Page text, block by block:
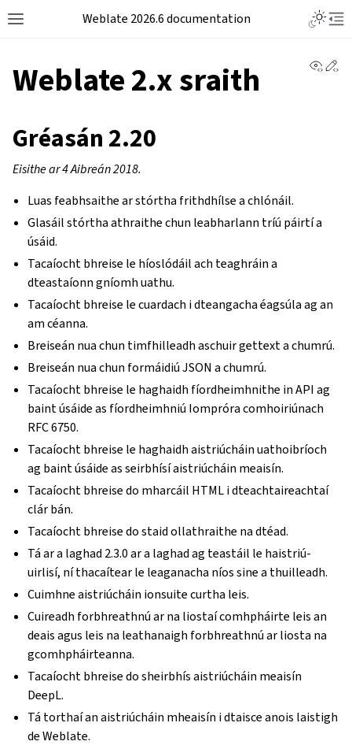
Weblate 2026.6 documentation
Weblate 2.x sraith
Gréasán 2.20
Eisithe ar 4 Aibreán 2018.
Luas feabhsaithe ar stórtha frithdhílse a chlónáil.
Glasáil stórtha athraithe chun leabharlann tríú páirtí a
úsáid.
Tacaíocht bhreise le híoslódáil ach teaghráin a
dteastaíonn gníomh uathu.
Tacaíocht bhreise le cuardach i dteangacha éagsúla ag an
am céanna.
Breiseán nua chun timfhilleadh aschuir gettext a chumrú.
Breiseán nua chun formáidiú JSON a chumrú.
Tacaíocht bhreise le haghaidh fíordheimhnithe in API ag
baint úsáide as fíordheimhniú Iompróra comhoiriúnach
RFC 6750.
Tacaíocht bhreise le haghaidh aistriúcháin uathoibríoch
ag baint úsáide as seirbhísí aistriúcháin meaisín.
Tacaíocht bhreise do mharcáil HTML i dteachtaireachtaí
clár bán.
Tacaíocht bhreise do staid ollathraithe na dtéad.
Tá ar a laghad 2.3.0 ar a laghad ag teastáil le haistriú-
uirlisí, ní thacaítear le leaganacha níos sine a thuilleadh.
Cuimhne aistriúcháin ionsuite curtha leis.
Cuireadh forbhreathnú ar na liostaí comhpháirte leis an
deais agus leis na leathanaigh forbhreathnú ar liosta na
gcomhpháirteanna.
Tacaíocht bhreise do sheirbhís aistriúcháin meaisín
DeepL.
Tá torthaí an aistriúcháin mheaisín i dtaisce anois laistigh
de Weblate.